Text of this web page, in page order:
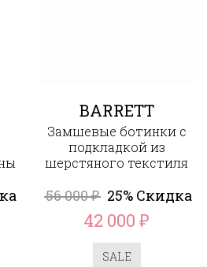
BARRETT
Замшевые ботинки с
подкладкой из
шерстяного текстиля
56 000₽ 25% Скидка
42 000₽
SALE